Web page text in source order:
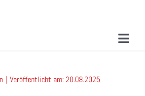
MITMACHEN
| Veröffentlicht am: 20.08.2025